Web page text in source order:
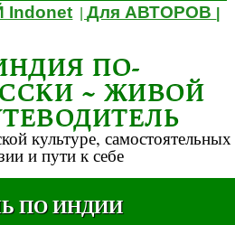
|Для АВТОРОВ
ПО-
~ ЖИВОЙ
культуре, самостоятельных
и пути к себе
ПО ИНДИИ